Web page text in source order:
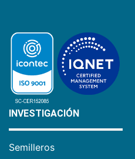
INVESTIGACIÓN
Semilleros